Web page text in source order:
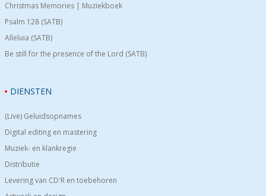
Christmas Memories | Muziekboek
Psalm 128 (SATB)
Alleluia (SATB)
Be still for the presence of the Lord (SATB)
DIENSTEN
(Live) Geluidsopnames
Digital editing en mastering
Muziek- en klankregie
Distributie
Levering van CD'R en toebehoren